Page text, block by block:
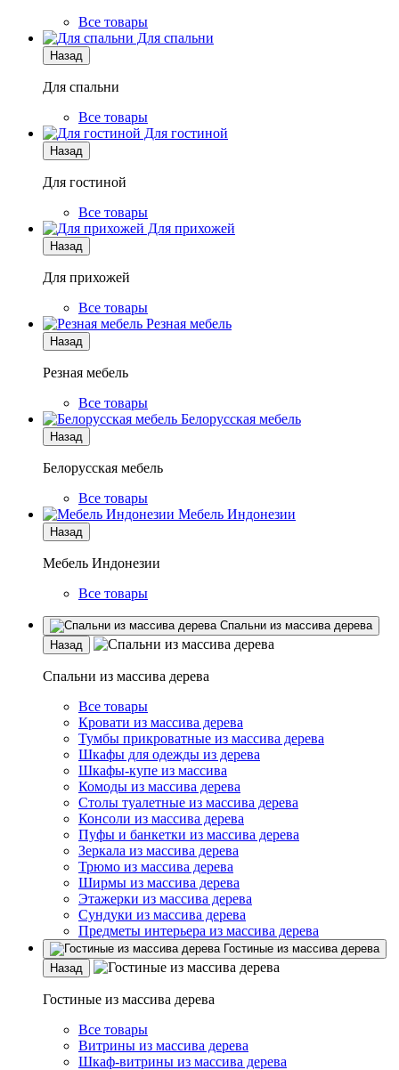
Все товары
Для спальни
Назад
Для спальни
Все товары
Для гостиной
Назад
Для гостиной
Все товары
Для прихожей
Назад
Для прихожей
Все товары
Резная мебель
Назад
Резная мебель
Все товары
Белорусская мебель
Назад
Белорусская мебель
Все товары
Мебель Индонезии
Назад
Мебель Индонезии
Все товары
Спальни из массива дерева
Назад
Спальни из массива дерева
Все товары
Кровати из массива дерева
Тумбы прикроватные из массива дерева
Шкафы для одежды из дерева
Шкафы-купе из массива
Комоды из массива дерева
Столы туалетные из массива дерева
Консоли из массива дерева
Пуфы и банкетки из массива дерева
Зеркала из массива дерева
Трюмо из массива дерева
Ширмы из массива дерева
Этажерки из массива дерева
Сундуки из массива дерева
Предметы интерьера из массива дерева
Гостиные из массива дерева
Назад
Гостиные из массива дерева
Все товары
Витрины из массива дерева
Шкаф-витрины из массива дерева